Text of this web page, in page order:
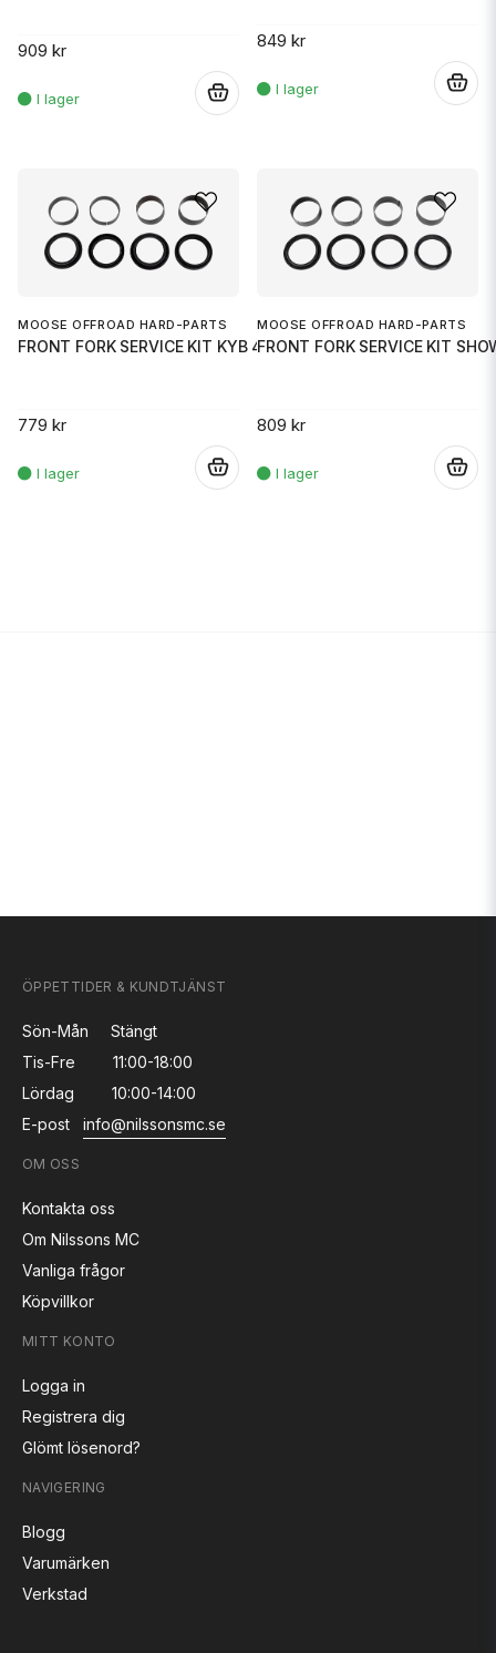
909 kr 849 kr
MOOSE OFFROAD HARD-PARTS
FRONT FORK SERVICE KIT KYB 46M
779 kr
MOOSE OFFROAD HARD-PARTS
FRONT FORK SERVICE KIT
809 kr
ÖPPETTIDER & KUNDTJÄNST
Sön-Mån
Stängt
Tis-Fre
11:00-18:00
Lördag
10:00-14:00
E-post
info@nilssonsmc.se
OM OSS
Kontakta oss
Om Nilssons MC
Vanliga frågor
Köpvillkor
MITT KONTO
Logga in
Registrera dig
Glömt lösenord?
NAVIGERING
Blogg
Varumärken
Verkstad